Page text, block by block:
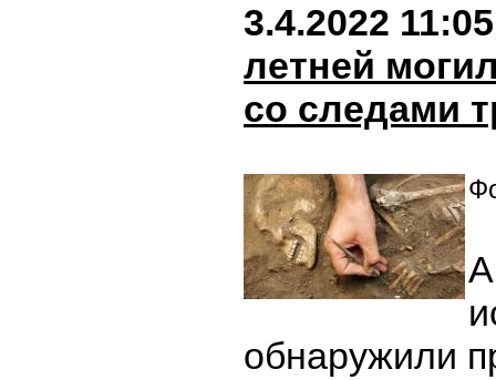
3.4.2022 11:05
летней
со следами
обнаружили